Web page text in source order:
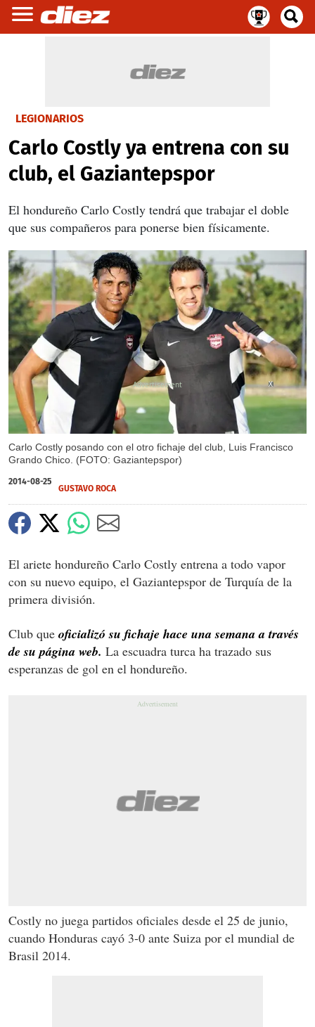
LEGIONARIOS
Carlo Costly ya entrena con su
club, el Gaziantepspor
El hondureño Carlo Costly tendrá que trabajar el doble
que sus compañeros para ponerse bien físicamente.
Carlo Costly posando con el otro fichaje del club, Luis Francisco
Grando Chico. (FOTO: Gaziantepspor)
X
2014-08-25
GUSTAVO ROCA
El ariete hondureño Carlo Costly entrena a todo vapor
con su nuevo equipo, el Gaziantepspor de Turquía de la
primera división.
Club que oficializó su fichaje hace una semana a través
de su página web. La escuadra turca ha trazado sus
esperanzas de gol en el hondureño.
Costly no juega partidos oficiales desde el 25 de junio,
cuando Honduras cayó 3-0 ante Suiza por el mundial de
Brasil 2014.